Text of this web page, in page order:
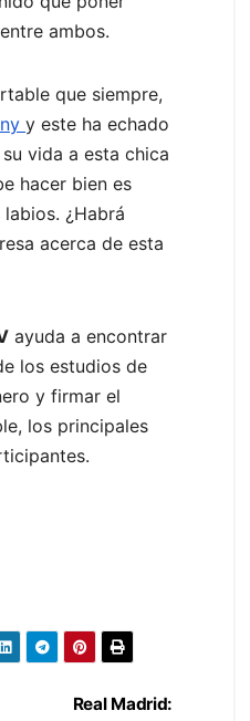
ambos.
que siempre,
y este ha echado
vida a esta chica
hacer bien es
¿Habrá
acerca de esta
ayuda a encontrar
los estudios de
y firmar el
los principales
Real Madrid: